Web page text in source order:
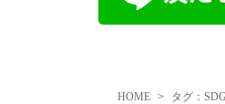
HOME タグ：